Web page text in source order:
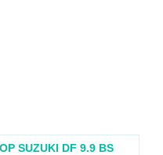
DF 9.9 BS